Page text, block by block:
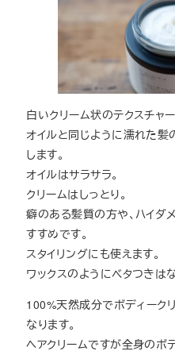
白いクリーム状のテクスチャー
オイルと同じように濡れた
します。
オイルはサラサラ。
クリームはしっとり。
癖のある髪質の方や、ハイダ
すすめです。
スタイリングにも使えます。
ワックスのようにベタつきは
100%天然成分でボディーク
なります。
ヘアクリームですが全身のボ